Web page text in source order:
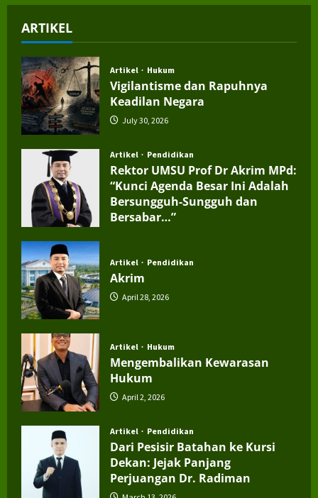
ARTIKEL
Artikel Hukum
Vigilantisme dan Rapuhnya
Keadilan Negara
July 30, 2026
Artikel Pendidikan
Rektor UMSU Prof Dr Akrim MPd:
“Kunci Agenda Besar Ini Adalah
Bersungguh-Sungguh dan
Bersabar…”
Artikel Pendidikan
Akrim
April 28, 2026
Artikel Hukum
Mengembalikan Kewarasan
Hukum
April 2, 2026
Artikel Pendidikan
Dari Pesisir Batahan ke Kursi
Dekan: Jejak Panjang
Perjuangan Dr. Radiman